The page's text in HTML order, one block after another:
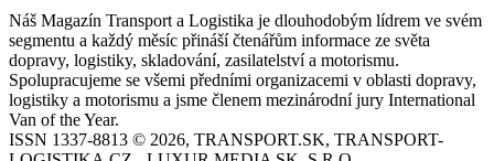
Náš Magazín Transport a Logistika je dlouhodobým lídrem ve svém
segmentu a každý měsíc přináší čtenářům informace ze světa
dopravy, logistiky, skladování, zasilatelství a motorismu.
Spolupracujeme se všemi předními organizacemi v oblasti dopravy,
logistiky a motorismu a jsme členem mezinárodní jury International
Van of the Year.
ISSN 1337-8813 © 2026, TRANSPORT.SK, TRANSPORT-